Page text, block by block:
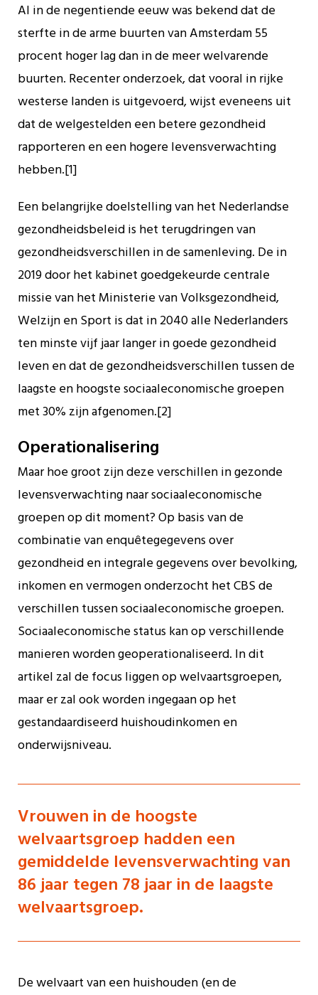
Al in de negentiende eeuw was bekend dat de
sterfte in de arme buurten van Amsterdam 55
procent hoger lag dan in de meer welvarende
buurten. Recenter onderzoek, dat vooral in rijke
westerse landen is uitgevoerd, wijst eveneens uit
dat de welgestelden een betere gezondheid
rapporteren en een hogere levensverwachting
hebben.[1]
Een belangrijke doelstelling van het Nederlandse
gezondheidsbeleid is het terugdringen van
gezondheidsverschillen in de samenleving. De in
2019 door het kabinet goedgekeurde centrale
missie van het Ministerie van Volksgezondheid,
Welzijn en Sport is dat in 2040 alle Nederlanders
ten minste vijf jaar langer in goede gezondheid
leven en dat de gezondheidsverschillen tussen de
laagste en hoogste sociaaleconomische groepen
met 30% zijn afgenomen.[2]
Operationalisering
Maar hoe groot zijn deze verschillen in gezonde
levensverwachting naar sociaaleconomische
groepen op dit moment? Op basis van de
combinatie van enquêtegegevens over
gezondheid en integrale gegevens over bevolking,
inkomen en vermogen onderzocht het CBS de
verschillen tussen sociaaleconomische groepen.
Sociaaleconomische status kan op verschillende
manieren worden geoperationaliseerd. In dit
artikel zal de focus liggen op welvaartsgroepen,
maar er zal ook worden ingegaan op het
gestandaardiseerd huishoudinkomen en
onderwijsniveau.
Vrouwen in de hoogste
welvaartsgroep hadden een
gemiddelde levensverwachting van
86 jaar tegen 78 jaar in de laagste
welvaartsgroep.
De welvaart van een huishouden (en de